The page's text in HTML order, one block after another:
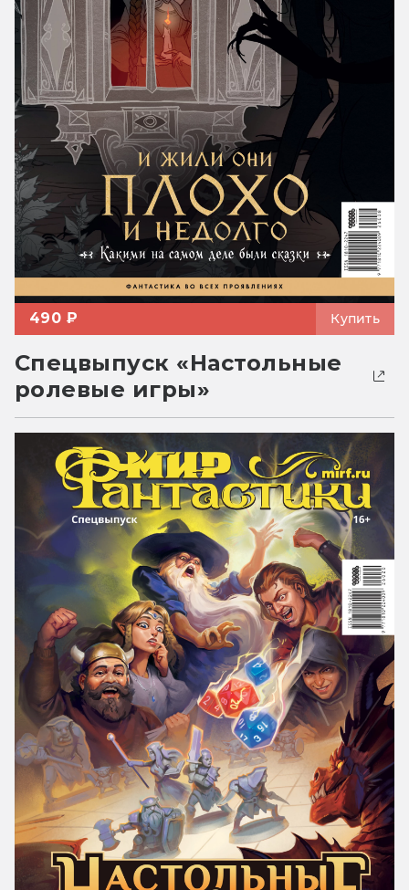
490 ₽ Купить
Спецвыпуск «Настольные
ролевые игры»